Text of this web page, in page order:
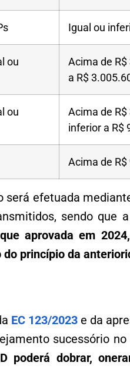
Igual ou
ou
Acima de
a R$
ou
Acima de
inferior a R$
Acima de R$
será efetuada
sendo que
aprovada em
princípio da
EC 123/2023 e da
sucessório
poderá dobrar,